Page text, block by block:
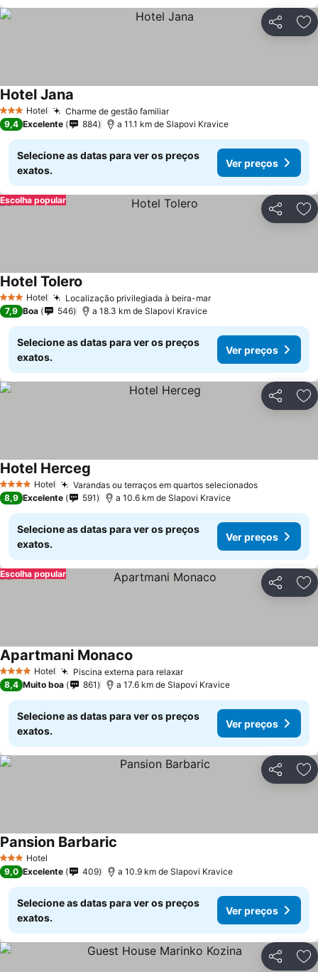
Partilhar
3 EstrelasHotel Charme de gestão familiar
Hotel Jana
9,4 Excelente 884 a 11.1 km de Slapovi Kravice
Selecione as datas para ver os preços
exatos.
Ver preços
Partilhar
Escolha popular
3 EstrelasHotel Localização privilegiada à beira-mar
Hotel Tolero
7,9 Boa 546 a 18.3 km de Slapovi Kravice
Selecione as datas para ver os preços
exatos.
Ver preços
Partilhar
4 EstrelasHotel Varandas ou terraços em quartos selecionados
Hotel Herceg
8,9 Excelente 591 a 10.6 km de Slapovi Kravice
Selecione as datas para ver os preços
exatos.
Ver preços
Partilhar
Escolha popular
4 EstrelasHotel Piscina externa para relaxar
Apartmani Monaco
8,4 Muito boa 861 a 17.6 km de Slapovi Kravice
Selecione as datas para ver os preços
exatos.
Ver preços
Partilhar
3 EstrelasHotel
Pansion Barbaric
9,0 Excelente 409 a 10.9 km de Slapovi Kravice
Selecione as datas para ver os preços
exatos.
Ver preços
Partilhar